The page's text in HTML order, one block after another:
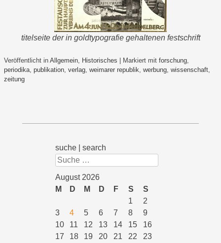
titelseite der in goldtypografie gehaltenen festschrift
Veröffentlicht in Allgemein, Historisches Markiert mit forschung,
periodika, publikation, verlag, weimarer republik, werbung, wissenschaft,
zeitung
suche | search
Suchen
August 2026
M
D M D F S
S
1
2
3
4 5 6 7 8
9
10
11 12 13 14 15
16
17
18 19 20 21 22 23